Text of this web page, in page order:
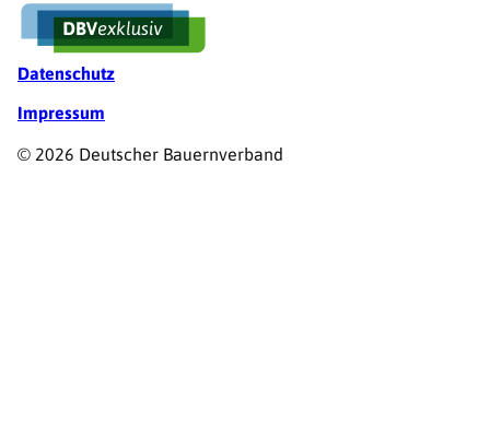
Fußzeile
Datenschutz
Impressum
© 2026 Deutscher Bauernverband